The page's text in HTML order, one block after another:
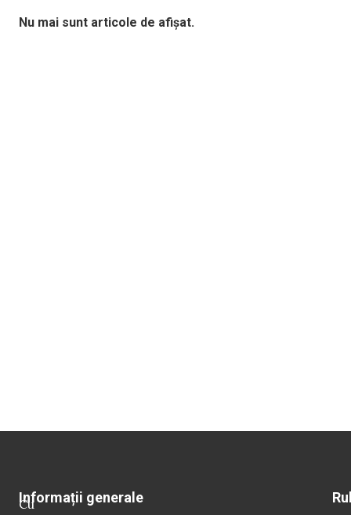
Nu mai sunt articole de afișat.
Cu
Informații generale